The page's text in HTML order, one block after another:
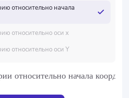
относительно начала
относительно оси x
относительно оси Y
относительно начала